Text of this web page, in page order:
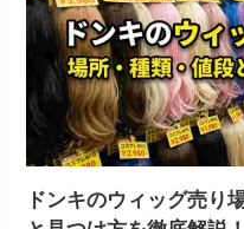
ドンキのウィッグ売り